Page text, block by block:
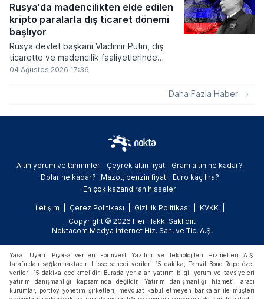
küresel likidite artışına yol açacağını belirtti
ve bitcoinin bu süreçte en hızlı tepki veren
varlık olacağı vurguladı.
Rusya'da madencilikten elde edilen
kripto paralarla dış ticaret dönemi
başlıyor
Rusya devlet başkanı Vladimir Putin, dış
ticarette ve madencilik faaliyetlerinde
kripto varlıkların kullanımına onay veren
04 Ağustos 2026 17:36
Daha Fazla Haber
Altın yorum ve tahminleri Çeyrek altın fiyatı
Gram altın ne kadar?
Dolar ne kadar?
Mazot, benzin fiyatı
Euro kaç lira?
En çok kazandıran hisseler
İletişim Çerez Politikası Gizlilik Politikası
KVKK
Copyright © 2026 Her Hakkı Saklıdır.
Noktacom Medya İnternet Hiz. San. ve Tic. A.Ş.
Yasal Uyarı: Piyasa verileri Forinvest Yazılım ve Teknolojileri Hizmetleri A.Ş.
tarafından sağlanmaktadır. Hisse senedi verileri 15 dakika, Tahvil-Bono-Repo özet
verileri 15 dakika gecikmelidir. Burada yer alan yatırım bilgi, yorum ve tavsiyeleri
yatırım danışmanlığı kapsamında değildir. Yatırım danışmanlığı hizmeti; aracı
kurumlar, portföy yönetim şirketleri, mevduat kabul etmeyen bankalar ile müşteri